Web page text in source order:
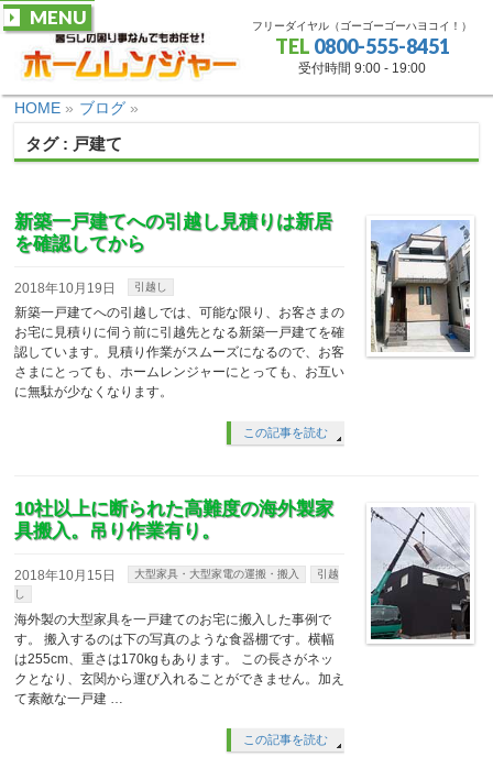
フリーダイヤル（ゴーゴーゴーハヨコイ！）
TEL 0800-555-8451
受付時間 9:00 - 19:00
MENU
HOME » ブログ »
タグ : 戸建て
新築一戸建てへの引越し見積りは新居
を確認してから
2018年10月19日 引越し
新築一戸建てへの引越しでは、可能な限り、お客さまの
お宅に見積りに伺う前に引越先となる新築一戸建てを確
認しています。見積り作業がスムーズになるので、お客
さまにとっても、ホームレンジャーにとっても、お互い
に無駄が少なくなります。
この記事を読む
10社以上に断られた高難度の海外製家
具搬入。吊り作業有り。
2018年10月15日 大型家具・大型家電の運搬・搬入
引越
し
海外製の大型家具を一戸建てのお宅に搬入した事例で
す。 搬入するのは下の写真のような食器棚です。横幅
は255cm、重さは170kgもあります。 この長さがネッ
クとなり、玄関から運び入れることができません。加え
て素敵な一戸建 …
この記事を読む